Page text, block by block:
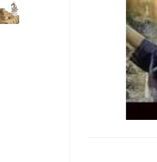
聖經的脈絡
700NT$